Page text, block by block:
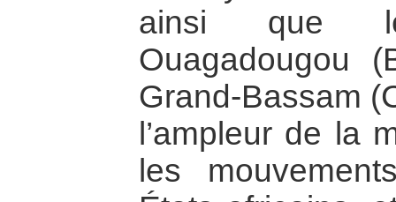
ainsi que
Ouagadougou
Grand-Bassam
l’ampleur de la
les